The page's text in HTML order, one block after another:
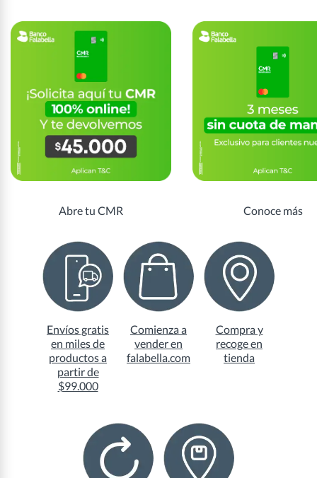
Abre tu CMR Conoce más
Envíos gratis
en miles de
productos a
partir de
$99.000
Comienza a
vender en
falabella.com
Compra y
recoge en
tienda